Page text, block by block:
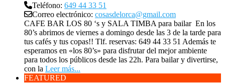
Teléfono: 649 44 33 51
Correo electrónico: cosasdelorca@gmail.com
CAFE BAR LOS 80 ‘s y SALA TIMBA para bailar En los
80’s abrimos de viernes a domingo desde las 3 de la tarde para
tus cafés y tus copas!! Tlf. reservas: 649 44 33 51 Además te
esperamos en «los 80’s» para disfrutar del mejor ambiente
para todos los públicos desde las 22h. Para bailar y divertirse,
con la Leer más...
FEATURED